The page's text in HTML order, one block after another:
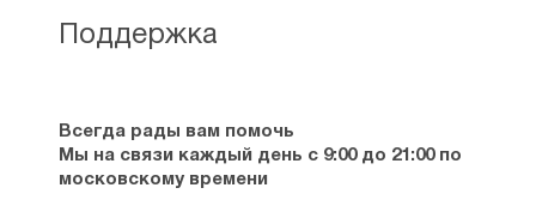
Поддержка
Всегда рады вам помочь
Мы на связи каждый день с 9:00 до 21:00 по
московскому времени